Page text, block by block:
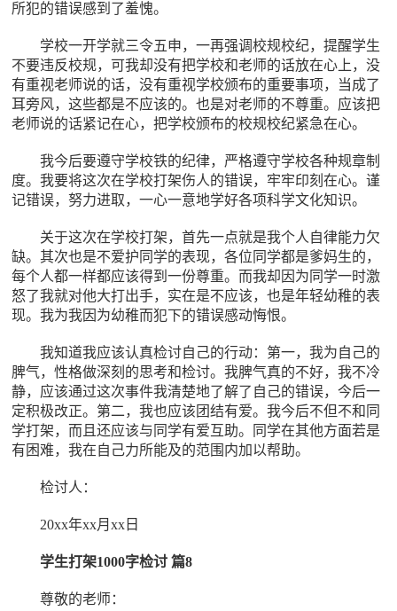
所犯的错误感到了羞愧。
学校一开学就三令五申，一再强调校规校纪，提醒学生
不要违反校规，可我却没有把学校和老师的话放在心上，没
有重视老师说的话，没有重视学校颁布的重要事项，当成了
耳旁风，这些都是不应该的。也是对老师的不尊重。应该把
老师说的话紧记在心，把学校颁布的校规校纪紧急在心。
我今后要遵守学校铁的纪律，严格遵守学校各种规章制
度。我要将这次在学校打架伤人的错误，牢牢印刻在心。谨
记错误，努力进取，一心一意地学好各项科学文化知识。
关于这次在学校打架，首先一点就是我个人自律能力欠
缺。其次也是不爱护同学的表现，各位同学都是爹妈生的，
每个人都一样都应该得到一份尊重。而我却因为同学一时激
怒了我就对他大打出手，实在是不应该，也是年轻幼稚的表
现。我为我因为幼稚而犯下的错误感动悔恨。
我知道我应该认真检讨自己的行动：第一，我为自己的
脾气，性格做深刻的思考和检讨。我脾气真的不好，我不冷
静，应该通过这次事件我清楚地了解了自己的错误，今后一
定积极改正。第二，我也应该团结有爱。我今后不但不和同
学打架，而且还应该与同学有爱互助。同学在其他方面若是
有困难，我在自己力所能及的范围内加以帮助。
检讨人：
20xx年xx月xx日
学生打架1000字检讨 篇8
尊敬的老师：